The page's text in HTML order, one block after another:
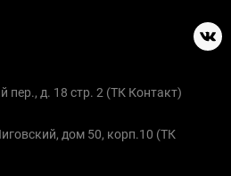
д. 18 стр. 2 (ТК Контакт)
дом 50, корп.10 (ТК